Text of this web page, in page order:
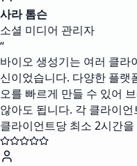
사라 톰슨
소셜 미디어 관리자
“
바이오 생성기는 여러 클라
신이었습니다. 다양한 플랫
오를 빠르게 만들 수 있어
않아도 됩니다. 각 클라이
클라이언트당 최소 2시간